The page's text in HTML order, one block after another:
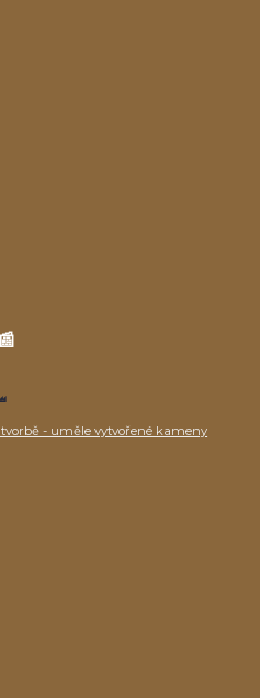
- uměle vytvořené kameny